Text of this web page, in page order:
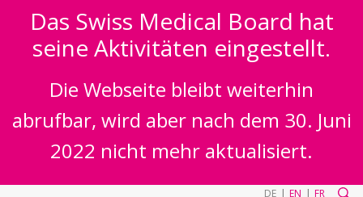
Das Swiss Medical Board hat
seine Aktivitäten eingestellt.
Die Webseite bleibt weiterhin
abrufbar, wird aber nach dem 30. Juni
2022 nicht mehr aktualisiert.
DE | EN | FR